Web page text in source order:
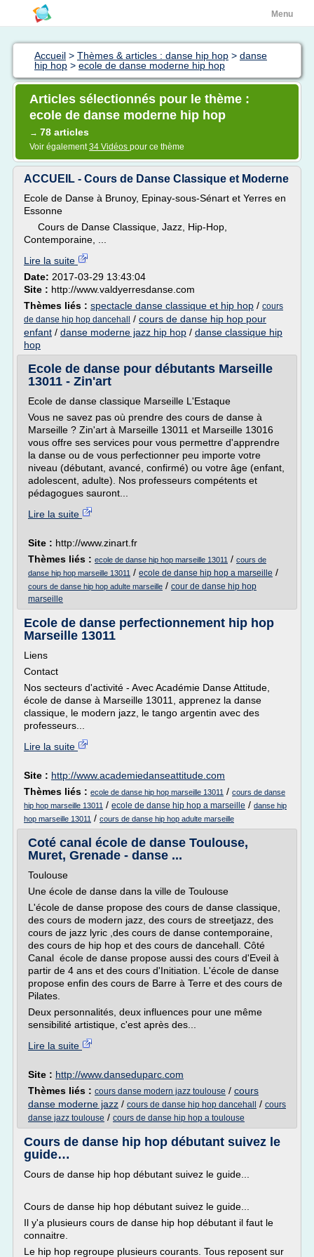
Menu
Accueil > Thèmes & articles : danse hip hop > danse
hip hop > ecole de danse moderne hip hop
Articles sélectionnés pour le thème :
ecole de danse moderne hip hop
→ 78 articles
Voir également34 Vidéos pour ce thème
ACCUEIL - Cours de Danse Classique et Moderne
Ecole de Danse à Brunoy, Epinay-sous-Sénart et Yerres en
Essonne
Cours de Danse Classique, Jazz, Hip-Hop,
Contemporaine, ...
Lire la suite
Date: 2017-03-29 13:43:04
Site : http://www.valdyerresdanse.com
Thèmes liés : spectacle danse classique et hip hop / cours
de danse hip hop dancehall
/ cours de danse hip hop pour
enfant / danse moderne jazz hip hop / danse classique hip
hop
Ecole de danse pour débutants Marseille
13011 - Zin'art
Ecole de danse classique Marseille L'Estaque
Vous ne savez pas où prendre des cours de danse à
Marseille ? Zin'art à Marseille 13011 et Marseille 13016
vous offre ses services pour vous permettre d'apprendre
la danse ou de vous perfectionner peu importe votre
niveau (débutant, avancé, confirmé) ou votre âge (enfant,
adolescent, adulte). Nos professeurs compétents et
pédagogues sauront...
Lire la suite
Site : http://www.zinart.fr
Thèmes liés : ecole de danse hip hop marseille 13011 / cours de
danse hip hop marseille 13011 / ecole de danse hip hop a marseille /
cours de danse hip hop adulte marseille / cour de danse hip hop
marseille
Ecole de danse perfectionnement hip hop
Marseille 13011
Liens
Contact
Nos secteurs d'activité - Avec Académie Danse Attitude,
école de danse à Marseille 13011, apprenez la danse
classique, le modern jazz, le tango argentin avec des
professeurs...
Lire la suite
Site : http://www.academiedanseattitude.com
Thèmes liés : ecole de danse hip hop marseille 13011 / cours de danse
hip hop marseille 13011 / ecole de danse hip hop a marseille / danse hip
hop marseille 13011 / cours de danse hip hop adulte marseille
Coté canal école de danse Toulouse,
Muret, Grenade - danse ...
Toulouse
Une école de danse dans la ville de Toulouse
L'école de danse propose des cours de danse classique,
des cours de modern jazz, des cours de streetjazz, des
cours de jazz lyric ,des cours de danse contemporaine,
des cours de hip hop et des cours de dancehall. Côté
Canal école de danse propose aussi des cours d'Eveil à
partir de 4 ans et des cours d'Initiation. L'école de danse
propose enfin des cours de Barre à Terre et des cours de
Pilates.
Deux personnalités, deux influences pour une même
sensibilité artistique, c'est après des...
Lire la suite
Site : http://www.danseduparc.com
Thèmes liés : cours danse modern jazz toulouse / cours
danse moderne jazz / cours de danse hip hop dancehall / cours
danse jazz toulouse / cours de danse hip hop a toulouse
Cours de danse hip hop débutant suivez le
guide…
Cours de danse hip hop débutant suivez le guide...
Cours de danse hip hop débutant suivez le guide...
Il y'a plusieurs cours de danse hip hop débutant il faut le
connaitre.
Le hip hop regroupe plusieurs courants. Tous reposent sur